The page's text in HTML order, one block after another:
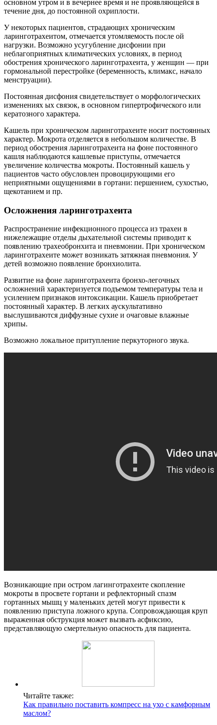
основном утром и в вечернее время и не проявляющейся в
течение дня, до постоянной охриплости.
У некоторых пациентов, страдающих хроническим
ларинготрахеитом, отмечается утомляемость после ой
нагрузки. Возможно усугубление дисфонии при
неблагоприятных климатических условиях, в период
обострения хронического ларинготрахеита, у женщин — при
гормональной перестройке (беременность, климакс, начало
менструации).
Постоянная дисфония свидетельствует о морфологических
изменениях ых связок, в основном гипертрофического или
кератозного характера.
Кашель при хроническом ларинготрахеите носит постоянных
характер. Мокрота отделяется в небольшом количестве. В
период обострения ларинготрахеита на фоне постоянного
кашля наблюдаются кашлевые приступы, отмечается
увеличение количества мокроты. Постоянный кашель у
пациентов часто обусловлен провоцирующими его
неприятными ощущениями в гортани: першением, сухостью,
щекотанием и пр.
Осложнения ларинготрахеита
Распространение инфекционного процесса из трахеи в
нижележащие отделы дыхательной системы приводит к
появлению трахеобронхита и пневмонии. При хроническом
ларинготрахеите может возникать затяжная пневмония. У
детей возможно появление бронхиолита.
Развитие на фоне ларинготрахеита бронхо-легочных
осложнений характеризуется подъемом температуры тела и
усилением признаков интоксикации. Кашель приобретает
постоянный характер. В легких аускультативно
выслушиваются диффузные сухие и очаговые влажные
хрипы.
Возможно локальное притупление перкуторного звука.
Возникающие при остром лагинготрахеите скопление
мокроты в просвете гортани и рефлекторный спазм
гортанных мышц у маленьких детей могут привести к
появлению приступа ложного крупа. Сопровождающая круп
выраженная обструкция может вызвать асфиксию,
представляющую смертельную опасность для пациента.
Читайте также:
Как правильно поставить компресс на ухо с камфорным
маслом?